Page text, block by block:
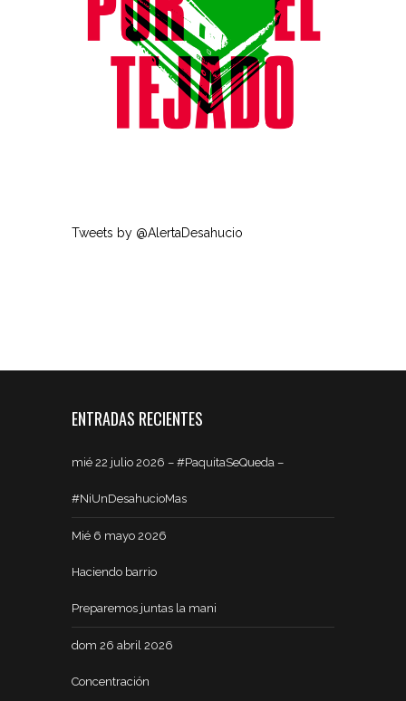
Tweets by @AlertaDesahucio
ENTRADAS RECIENTES
mié 22 julio 2026 – #PaquitaSeQueda –
#NiUnDesahucioMas
Mié 6 mayo 2026
Haciendo barrio
Preparemos juntas la mani
dom 26 abril 2026
Concentración